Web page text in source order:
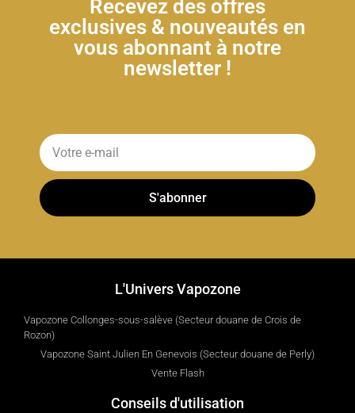
Recevez des offres
exclusives & nouveautés en
vous abonnant à notre
newsletter !
S'abonner
L'Univers Vapozone
Vapozone Collonges-sous-salève (Secteur douane de Crois de
Rozon)
Vapozone Saint Julien En Genevois (Secteur douane de Perly)
Vente Flash
Conseils d'utilisation